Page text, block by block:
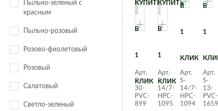
Пыльно-зеленый с
красным
Пыльно-розовый
Розово-фиолетовый
Розовый
Салатовый
Светло-зеленый
КУПИТЬ
В
1
КЛИК
КУПИТЬ
В
1
КЛИК
В
1
КЛИК
В
1
Арт.
S-
30-
PVC-
899
Арт.
S-
14/7-
HPC-
1095
Арт.
S-
14/7-
HPC-
1094
Арт.
S-
13-
PVC-
1659